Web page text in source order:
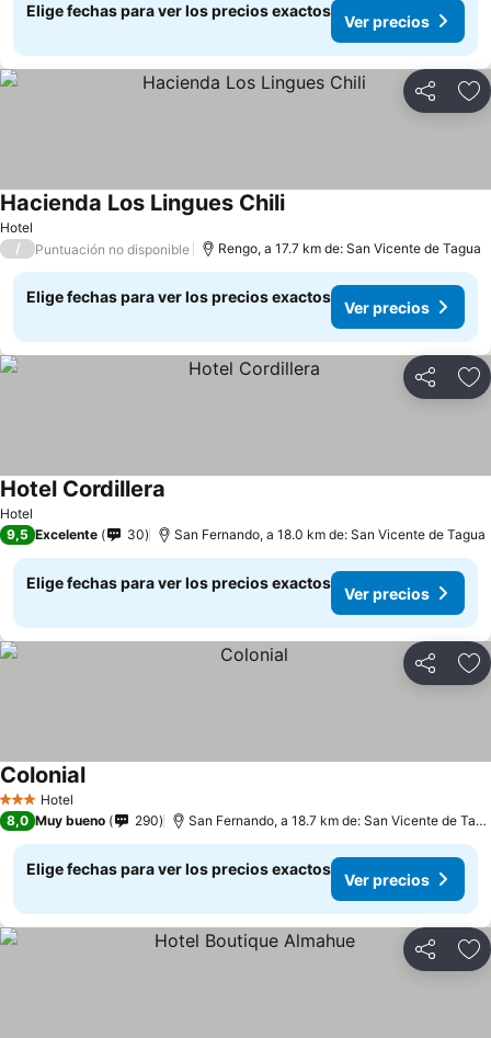
Elige fechas para ver los precios exactos
Ver precios
Compartir
Hotel
Hacienda Los Lingues Chili
/ Puntuación no disponible Rengo, a 17.7 km de: San Vicente de Tagua
Elige fechas para ver los precios exactos
Ver precios
Compartir
Hotel
Hotel Cordillera
9,5 Excelente 30 San Fernando, a 18.0 km de: San Vicente de Tagua
Elige fechas para ver los precios exactos
Ver precios
Compartir
3 Estrellas
Hotel
Colonial
8,0 Muy bueno 290 San Fernando, a 18.7 km de: San Vicente de Tagua
Elige fechas para ver los precios exactos
Ver precios
Compartir